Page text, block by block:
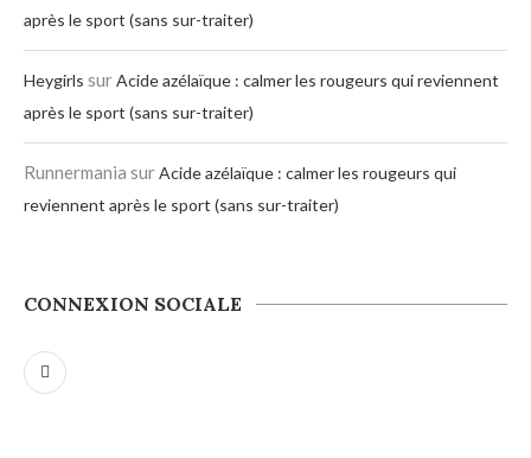
après le sport (sans sur-traiter)
Heygirls surAcide azélaïque : calmer les rougeurs qui reviennent
après le sport (sans sur-traiter)
Runnermania surAcide azélaïque : calmer les rougeurs qui
reviennent après le sport (sans sur-traiter)
CONNEXION SOCIALE